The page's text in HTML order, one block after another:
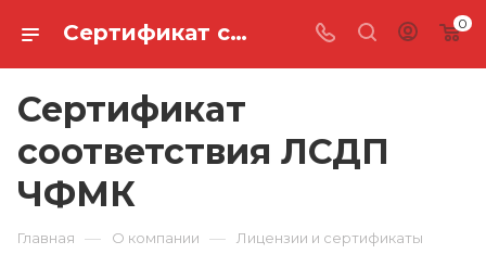
Сертификат соответствия ЛСДП ЧФМК 0
Сертификат
соответствия ЛСДП
ЧФМК
Главная — О компании — Лицензии и сертификаты